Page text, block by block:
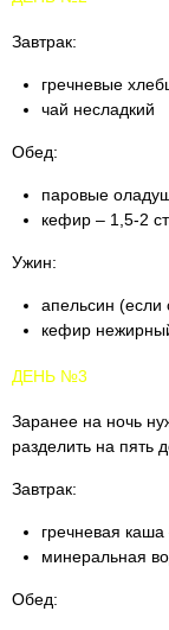
Завтрак:
гречневые
чай несладкий
Обед:
паровые
кефир – 1,5-2
Ужин:
апельсин (если
кефир
ДЕНЬ №3
Заранее на ночь
разделить на пять
Завтрак:
гречневая
минеральная
Обед: